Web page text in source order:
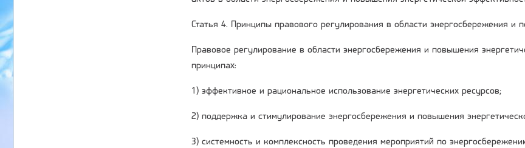
Статья 4. Принципы правового регулирования в области энергосбережения и
Правовое регулирование в области энергосбережения и повышения
принципах:
1) эффективное и рациональное использование энергетических ресурсов;
2) поддержка и стимулирование энергосбережения и повышения
3) системность и комплексность проведения мероприятий по